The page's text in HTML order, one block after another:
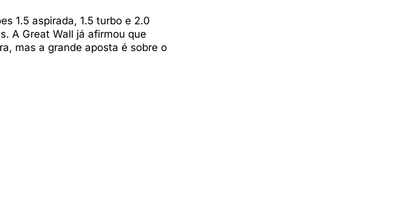
1.5 aspirada, 1.5 turbo e 2.0
A Great Wall já afirmou que
mas a grande aposta é sobre o